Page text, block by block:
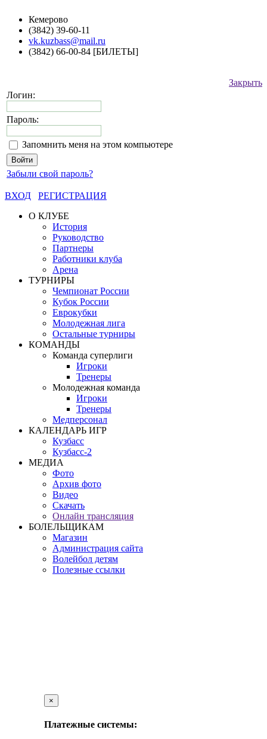
Кемерово
(3842) 39-60-11
vk.kuzbass@mail.ru
(3842) 66-00-84 [БИЛЕТЫ]
Закрыть
Логин:
Пароль:
Запомнить меня на этом компьютере
Забыли свой пароль?
ВХОД
РЕГИСТРАЦИЯ
О КЛУБЕ
История
Руководство
Партнеры
Работники клуба
Арена
ТУРНИРЫ
Чемпионат России
Кубок России
Еврокубки
Молодежная лига
Остальные турниры
КОМАНДЫ
Команда суперлиги
Игроки
Тренеры
Молодежная команда
Игроки
Тренеры
Медперсонал
КАЛЕНДАРЬ ИГР
Кузбасс
Кузбасс-2
МЕДИА
Фото
Архив фото
Видео
Скачать
Онлайн трансляция
БОЛЕЛЬЩИКАМ
Магазин
Администрация сайта
Волейбол детям
Полезные ссылки
×
Платежные системы: